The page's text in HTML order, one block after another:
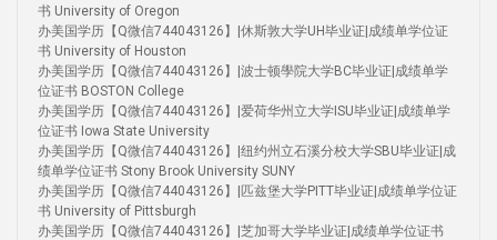
书 University of Oregon
办美国学历【Q微信744043126】|休斯敦大学UH毕业证|成绩单学位证
书 University of Houston
办美国学历【Q微信744043126】|波士顿學院大学BC毕业证|成绩单学
位证书 BOSTON College
办美国学历【Q微信744043126】|爱荷华州立大学ISU毕业证|成绩单学
位证书 Iowa State University
办美国学历【Q微信744043126】|纽约州立石溪分校大学SBU毕业证|成
绩单学位证书 Stony Brook University SUNY
办美国学历【Q微信744043126】|匹兹堡大学PITT毕业证|成绩单学位证
书 University of Pittsburgh
办美国学历【Q微信744043126】|芝加哥大学毕业证|成绩单学位证书